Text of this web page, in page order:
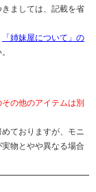
ましては、記載を省
「姉妹屋について」の
の他のアイテムは別
ておりますが、モニ
物とやや異なる場合